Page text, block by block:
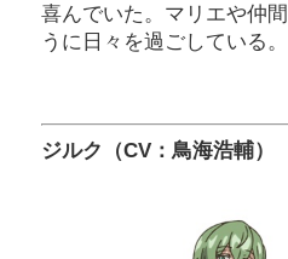
喜んでいた。マリエや仲
うに日々を過ごしている。
ジルク（CV：鳥海浩輔）